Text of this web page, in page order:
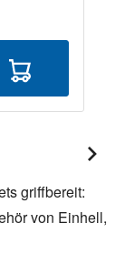
griffbereit:
von Einhell,